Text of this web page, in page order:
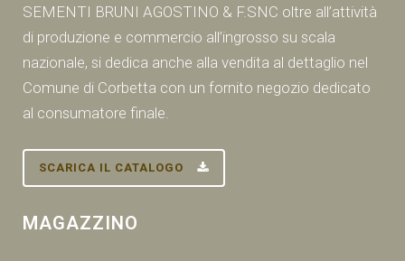
SEMENTI BRUNI AGOSTINO & F.SNC oltre all’attività
di produzione e commercio all’ingrosso su scala
nazionale, si dedica anche alla vendita al dettaglio nel
Comune di Corbetta con un fornito negozio dedicato
al consumatore finale.
SCARICA IL CATALOGO
MAGAZZINO